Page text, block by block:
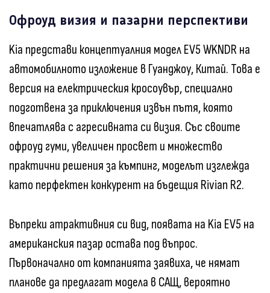
Офроуд визия и пазарни перспективи
Kia представи концептуалния модел EV5 WKNDR на
автомобилното изложение в Гуанджоу, Китай. Това е
версия на електрическия кросоувър, специално
подготвена за приключения извън пътя, която
впечатлява с агресивната си визия. Със своите
офроуд гуми, увеличен просвет и множество
практични решения за къмпинг, моделът изглежда
като перфектен конкурент на бъдещия Rivian R2.
Въпреки атрактивния си вид, появата на Kia EV5 на
американския пазар остава под въпрос.
Първоначално от компанията заявиха, че нямат
планове да предлагат модела в САЩ, вероятно